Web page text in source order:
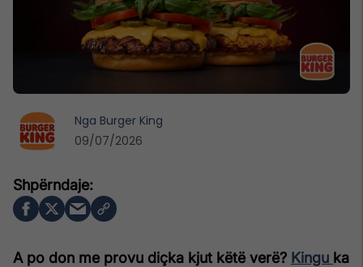
A po don me provu diçka kjut këtë verë? Kingu ka
Nga Burger King
09/07/2026